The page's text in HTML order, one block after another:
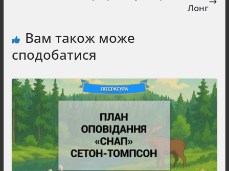
Лонг
Вам також може
сподобатися